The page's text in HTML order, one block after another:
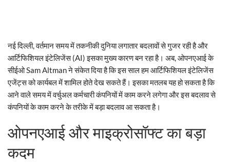
नई दिल्ली, वर्तमान समय में तकनीकी दुनिया लगातार बदलावों से गुजर रही है और
आर्टिफिशियल इंटेलिजेंस (AI) इसका मुख्य कारण बन रहा है। अब, ओपनएआई के
सीईओ Sam Altman ने संकेत दिया है कि इस साल हम आर्टिफिशियल इंटेलिजेंस
एजेंट्स को कार्यबल में शामिल होते देख सकते हैं। इसका मतलब यह हो सकता है कि
आने वाले समय में वर्चुअल कर्मचारी कंपनियों में काम करने लगेगा और इस बदलाव से
कंपनियों के काम करने के तरीके में बड़ा बदलाव आ सकता है।
ओपनएआई और माइक्रोसॉफ्ट का बड़ा
कदम